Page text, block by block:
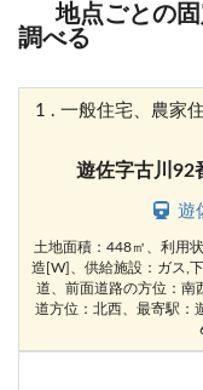
地点ごとの
調べる
1 . 一般住宅、農家
遊佐字古川92
遊
土地面積：448㎡、利用
造[W]、供給施設：ガス,
道、前面道路の方位：南
道方位：北西、最寄駅：